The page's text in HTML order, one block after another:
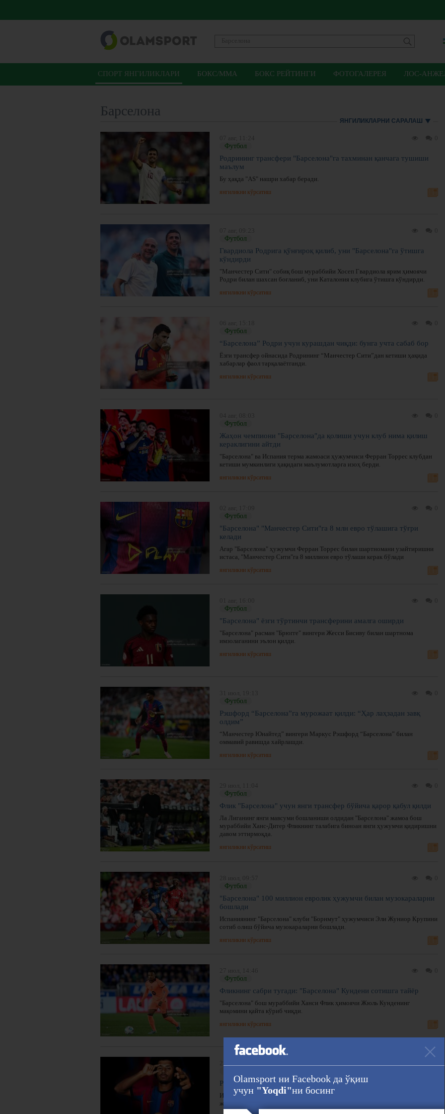
СПОРТ ЯНГИЛИКЛАРИ БОКС/ММА БОКС РЕЙТИНГИ ФОТОГАЛЕРЕЯ ЛОС-
Барселона
ЯНГИЛИКЛАРНИ САРАЛАШ
Футбол
Родрининг трансфери "Барселона"га тахминан қанчага тушиши
маълум
Бу ҳақда "AS" нашри хабар беради.
янгиликни кўрсатиш
Футбол
Гвардиола Родрига қўнғироқ қилиб, уни "Барселона"га ўтишга
кўндирди
"Манчестер Сити" собиқ бош мураббийи Хосеп Гвардиола ярим ҳимоячи
Родри билан шахсан боғланиб, уни Каталония клубига ўтишга кўндирди.
янгиликни кўрсатиш
Футбол
“Барселона” Родри учун курашдан чиқди: бунга учта сабаб бор
Ёзги трансфер ойнасида Родрининг “Манчестер Сити”дан кетиши ҳақида
хабарлар фаол тарқалаётганди.
янгиликни кўрсатиш
Футбол
Жаҳон чемпиони "Барселона"да қолиши учун клуб нима қилиш
кераклигини айтди
"Барселона" ва Испания терма жамоаси ҳужумчиси Ферран Торрес клубдан
кетиши мумкинлиги ҳақидаги маълумотларга изоҳ берди.
янгиликни кўрсатиш
Футбол
"Барселона" "Манчестер Сити"га 8 млн евро тўлашига тўғри
келади
Агар "Барселона" ҳужумчи Ферран Торрес билан шартномани узайтиришни
истаса, "Манчестер Сити"га 8 миллион евро тўлаши керак бўлади
янгиликни кўрсатиш
Футбол
"Барселона" ёзги тўртинчи трансферини амалга оширди
"Барселона" расман "Брюгге" вингери Жесси Бисиву билан шартнома
имзолаганини эълон қилди.
янгиликни кўрсатиш
Футбол
Рэшфорд “Барселона”га мурожаат қилди: “Ҳар лаҳзадан завқ
олдим”
“Манчестер Юнайтед” вингери Маркус Рэшфорд “Барселона” билан
оммавий равишда хайрлашди.
янгиликни кўрсатиш
Футбол
Флик "Барселона" учун янги трансфер бўйича қарор қабул қилди
Ла Лиганинг янги мавсуми бошланиши олдидан "Барселона" жамоа бош
мураббийи Ханс-Дитер Фликнинг талабига биноан янги ҳужумчи қидиришни
давом эттирмоқда.
янгиликни кўрсатиш
Футбол
"Барселона" 100 миллион евролик ҳужумчи билан музокараларни
бошлади
Испаниянинг "Барселона" клуби "Борнмут" ҳужумчиси Эли Жуниор Крупини
сотиб олиш бўйича музокараларни бошлади.
янгиликни кўрсатиш
Футбол
Фликнинг сабри тугади: "Барселона" Кундени сотишга тайёр
"Барселона" бош мураббийи Ханси Флик ҳимоячи Жюль Кунденинг
мақомини қайта кўриб чиқди.
янгиликни кўрсатиш
Расман: “Барселона” Адейеми трансферини эълон қилди
Испаниянинг “Барселона” клуби расмий сайти Германиянинг “Боруссия Д”
жамоаси вингери Карим Адейеми ўтиши ҳақида маълумот берди.
Olamsport ни Facebook да ўқиш
учун "Yoqdi"ни босинг